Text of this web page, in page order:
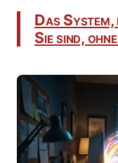
Das System,
Sie sind,